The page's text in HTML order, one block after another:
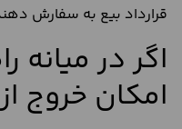
قرارداد بیع به سفارش
اگر در
امکان خروج